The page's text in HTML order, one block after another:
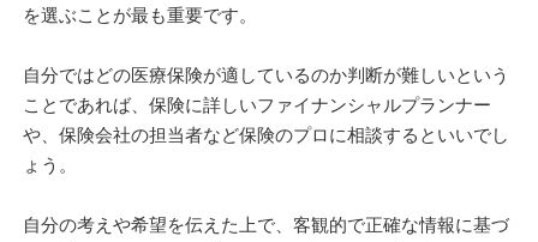
を選ぶことが最も重要です。
自分ではどの医療保険が適しているのか判断が難しいという
ことであれば、保険に詳しいファイナンシャルプランナー
や、保険会社の担当者など保険のプロに相談するといいでし
ょう。
自分の考えや希望を伝えた上で、客観的で正確な情報に基づ